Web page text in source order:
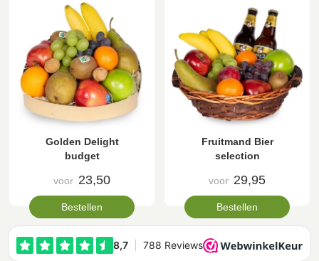
Golden Delight
budget
voor 23,50
Bestellen
Fruitmand Bier
selection
voor 29,95
Bestellen